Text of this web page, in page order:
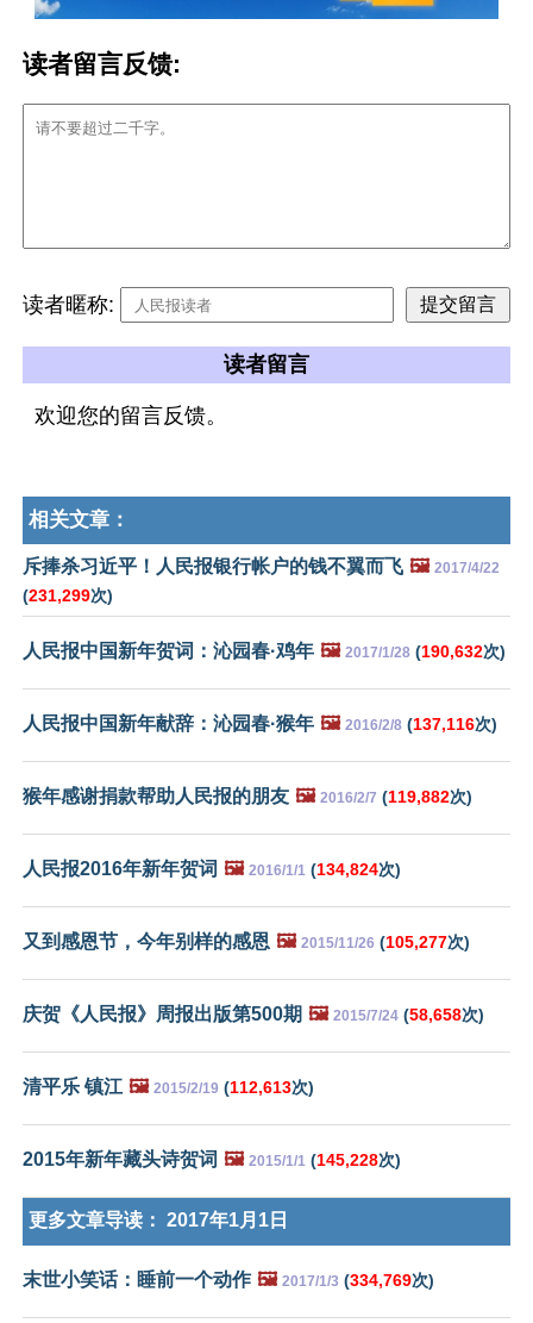
读者留言反馈:
读者暱称:
读者留言
欢迎您的留言反馈。
相关文章：
斥捧杀习近平！人民报银行帐户的钱不翼而飞 🖼️ 2017/4/22
(231,299次)
人民报中国新年贺词：沁园春·鸡年 🖼️ 2017/1/28 (190,632次)
人民报中国新年献辞：沁园春·猴年 🖼️ 2016/2/8 (137,116次)
猴年感谢捐款帮助人民报的朋友 🖼️ 2016/2/7 (119,882次)
人民报2016年新年贺词 🖼️ 2016/1/1 (134,824次)
又到感恩节，今年别样的感恩 🖼️ 2015/11/26 (105,277次)
庆贺《人民报》周报出版第500期 🖼️ 2015/7/24 (58,658次)
清平乐 镇江 🖼️ 2015/2/19 (112,613次)
2015年新年藏头诗贺词 🖼️ 2015/1/1 (145,228次)
更多文章导读： 2017年1月1日
末世小笑话：睡前一个动作 🖼️ 2017/1/3 (334,769次)